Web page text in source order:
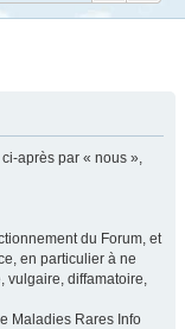
après par « nous »,
du Forum, et
en particulier à ne
vulgaire, diffamatoire,
Maladies Rares Info